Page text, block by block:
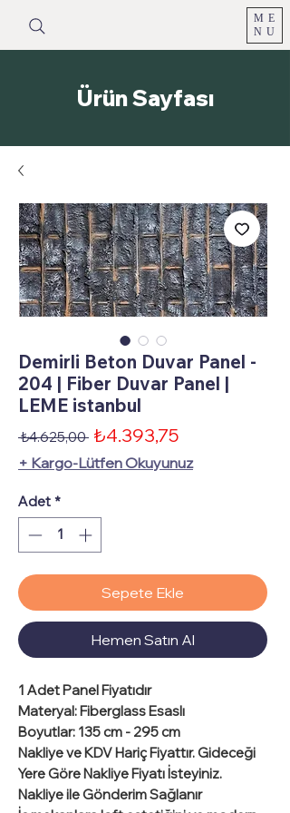
ME
NU
Ürün Sayfası
Demirli Beton Duvar Panel -
204 | Fiber Duvar Panel |
LEME istanbul
₺4.625,00 Normal
Fiyat
₺4.393,75İndirimli
+ Kargo-Lütfen Okuyunuz
Adet *
Sepete Ekle
Hemen Satın Al
1 AdetPanel Fiyatıdır
Materyal: Fiberglass Esaslı
Boyutlar: 135 cm - 295 cm
Nakliye ve KDV Hariç Fiyattır. Gideceği
Yere Göre Nakliye Fiyatı İsteyiniz.
Nakliye ile Gönderim Sağlanır